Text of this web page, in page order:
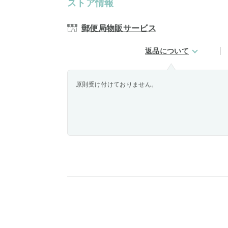
ストア情報
郵便局物販サービス
返品について
原則受け付けておりません。